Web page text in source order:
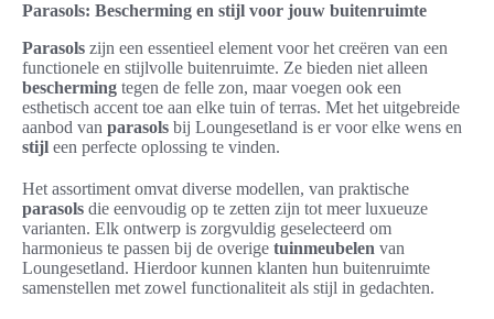
Parasols: Bescherming en stijl voor jouw buitenruimte
Parasols zijn een essentieel element voor het creëren van een
functionele en stijlvolle buitenruimte. Ze bieden niet alleen
bescherming tegen de felle zon, maar voegen ook een
esthetisch accent toe aan elke tuin of terras. Met het uitgebreide
aanbod van parasols bij Loungesetland is er voor elke wens en
stijl een perfecte oplossing te vinden.
Het assortiment omvat diverse modellen, van praktische
parasols die eenvoudig op te zetten zijn tot meer luxueuze
varianten. Elk ontwerp is zorgvuldig geselecteerd om
harmonieus te passen bij de overige tuinmeubelen van
Loungesetland. Hierdoor kunnen klanten hun buitenruimte
samenstellen met zowel functionaliteit als stijl in gedachten.